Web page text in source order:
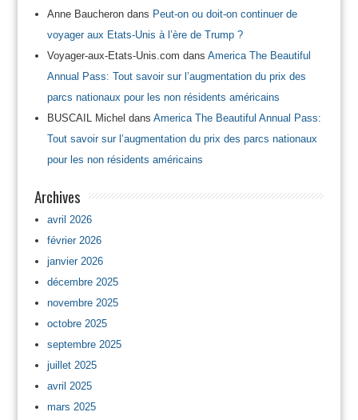
Anne Baucherondans Peut-on ou doit-on continuer de
voyager aux Etats-Unis à l’ère de Trump ?
Voyager-aux-Etats-Unis.com dans America The Beautiful
Annual Pass: Tout savoir sur l’augmentation du prix des
parcs nationaux pour les non résidents américains
BUSCAIL Michel dans America The Beautiful Annual Pass:
Tout savoir sur l’augmentation du prix des parcs nationaux
pour les non résidents américains
Archives
avril 2026
février 2026
janvier 2026
décembre 2025
novembre 2025
octobre 2025
septembre 2025
juillet 2025
avril 2025
mars 2025